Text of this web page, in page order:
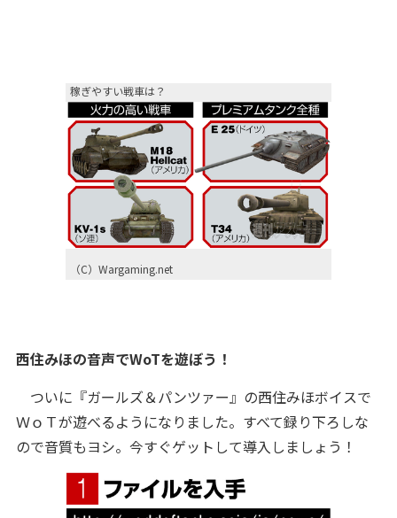
稼ぎやすい戦車は？
（C）Wargaming.net
西住みほの音声でWoTを遊ぼう！
ついに『ガールズ＆パンツァー』の西住みほボイスで
ＷｏＴが遊べるようになりました。すべて録り下ろしな
ので音質もヨシ。今すぐゲットして導入しましょう！